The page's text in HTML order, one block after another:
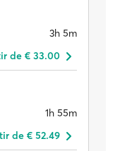
3h 5m
de € 33.00
1h 55m
de € 52.49